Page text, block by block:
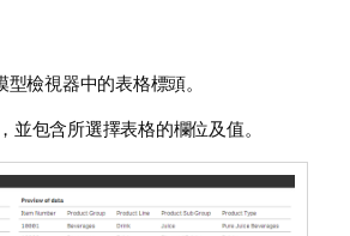
檢視器中的表格標頭。
並包含所選擇表格的欄位及值。